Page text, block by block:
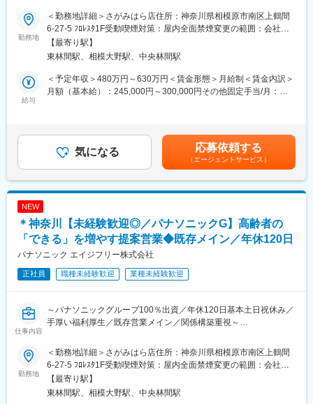
9時30分：開所
10時～12時：プログラム
12時～13時：お昼
13時～：プログラム ／14時30分～：振り返り
16時：閉所
立を目指した支援を行っています。
ご自身の困りごとのきっかけとなっている障害特性によるアンバ
ランスさを知り、対処法を見つけ、自分の力で環境調整ができる
の、「生きる力」を養うためのサポートを行なっています。
業をお任せします。
■当求人の魅力：
◎早期キャリアアップ可能
例）キャリ入社7年目：店長に昇格、新卒入社6年目：店長昇格
◎インセンティブ手当あり
例）平均15～20万円、最高50万円支給の社員もあり（半期ごと）
■企業魅力：
・週1回のノー残業デー設定あり
・地域限定社員制度あり（給与に変動なし）
・主任500万円程度～／課長600万円程度～／部長700万円程度～
それぞれの役職へは最短3年程度で上がることができる環境となっ
ております。
■職務内容：
関係構築をしていきます。
・日々の活動を通し、信頼を得ていくことでご紹介をいただきな
また、実際に商品を販売していく先は要介護者の方となります。
※ケアマネジャーとは：
介護を受ける要介護者の心身の状況に応じ、適切な介護サービス
を利用できるよう相談に応じたり、市町村や事業所との連絡・調
勤務地
＜勤務地詳細＞さがみはら店住所：神奈川県相模原市南区上鶴間
6-27-5 ﾌﾛﾚｽﾀ1F受動喫煙対策：屋内全面禁煙変更の範囲：会社の
定める事業所
【最寄り駅】
東林間駅、相模大野駅、中央林間駅
給与
＜予定年収＞480万円～630万円＜賃金形態＞月給制＜賃金内訳＞
月額（基本給）：245,000円～300,000円その他固定手当/月：
選考を通じて上下する可能性があります。月給(月額)は固定手当を
含めた表記です。
気になる 応募依頼する
（エージェントサービス）
NEW
＊神奈川【未経験歓迎◎／パナソニックG】高齢者の
「できる」を増やす提案営業◆既存メイン／年休120日
パナソニック エイジフリー株式会社
正社員 職種未経験歓迎 業種未経験歓迎
仕事内容
～パナソニックグループ100％出資／年休120日基本土日祝休み／
手厚い福利厚生／既存営業メイン／関係構築重視～
業をお任せします。
■職務概要
担当エリアのケアマネジャーとの信頼関係を築きながら、介護を
必要とする方々の生活を支える提案営業です。
勤務地
＜勤務地詳細＞さがみはら店住所：神奈川県相模原市南区上鶴間
6-27-5 ﾌﾛﾚｽﾀ1F受動喫煙対策：屋内全面禁煙変更の範囲：会社の
定める事業所
【最寄り駅】
東林間駅、相模大野駅、中央林間駅